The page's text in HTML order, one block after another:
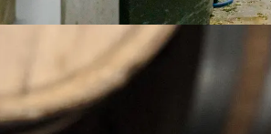
FAIR &
GESUND
DO: GESCHLOSSEN
Obst + Gemüse
Speisekammer